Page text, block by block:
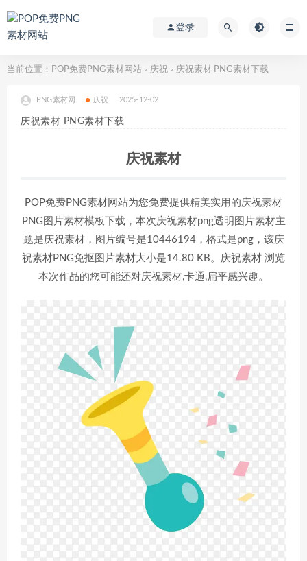
登录
当前位置： POP免费PNG素材网站 > 庆祝 > 庆祝素材 PNG素材下载
PNG素材网 庆祝 2025-12-02
庆祝素材 PNG素材下载
庆祝素材
POP免费PNG素材网站为您免费提供精美实用的庆祝素材
PNG图片素材模板下载，本次庆祝素材png透明图片素材主
题是庆祝素材，图片编号是10446194，格式是png，该庆
祝素材PNG免抠图片素材大小是14.80 KB。庆祝素材 浏览
本次作品的您可能还对庆祝素材,卡通,扁平感兴趣。